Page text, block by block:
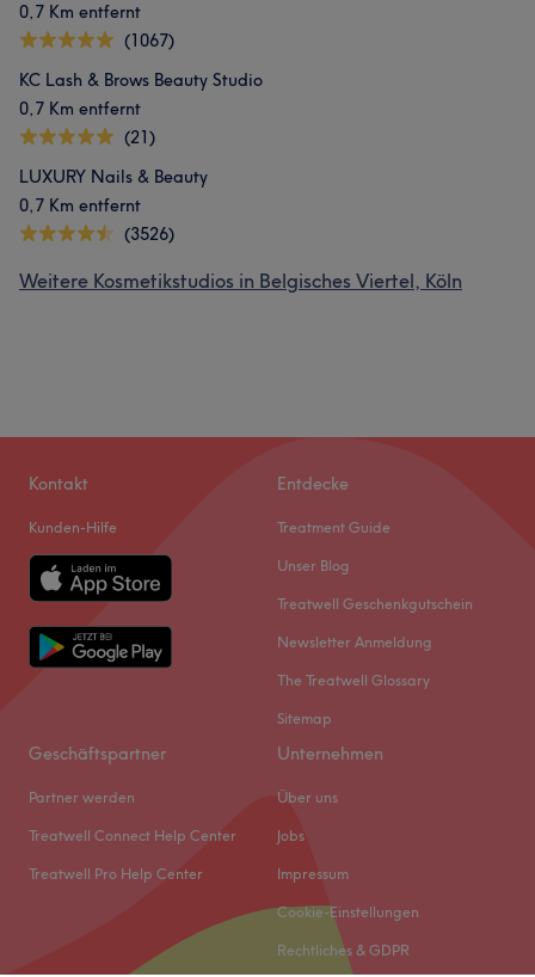
0,7 Km entfernt
(1067)
KC Lash & Brows Beauty Studio
0,7 Km entfernt
(21)
LUXURY Nails & Beauty
0,7 Km entfernt
(3526)
Weitere Kosmetikstudios in Belgisches Viertel, Köln
Kontakt
Kunden-Hilfe
Entdecke
Treatment Guide
Unser Blog
Treatwell Geschenkgutschein
Newsletter Anmeldung
The Treatwell Glossary
Sitemap
Geschäftspartner
Partner werden
Treatwell Connect Help Center
Treatwell Pro Help Center
Unternehmen
Über uns
Jobs
Impressum
Cookie-Einstellungen
Rechtliches & GDPR